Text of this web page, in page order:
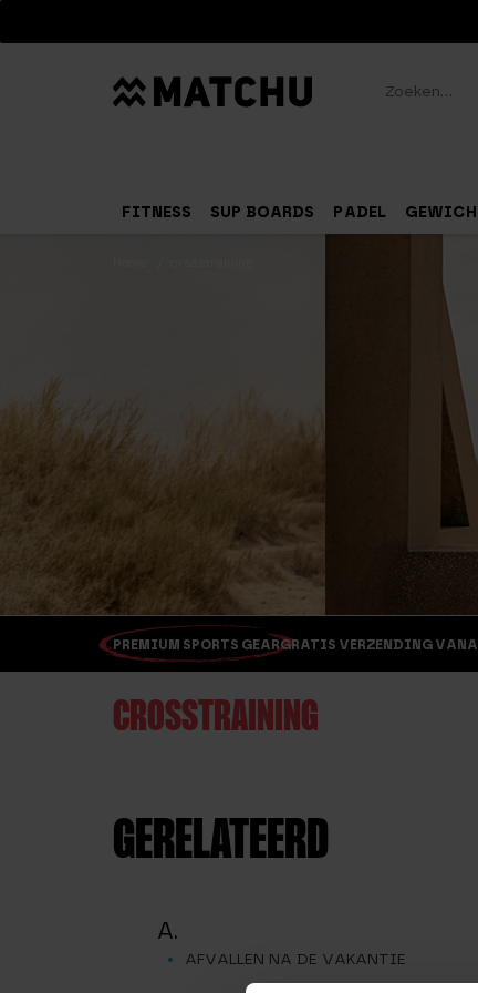
FITNESS SUP BOARDS PADEL
PREMIUM SPORTS GEARGRATIS VERZENDING
CROSSTRAINING
GERELATEERD
A.
AFVALLEN NA DE VAKANTIE